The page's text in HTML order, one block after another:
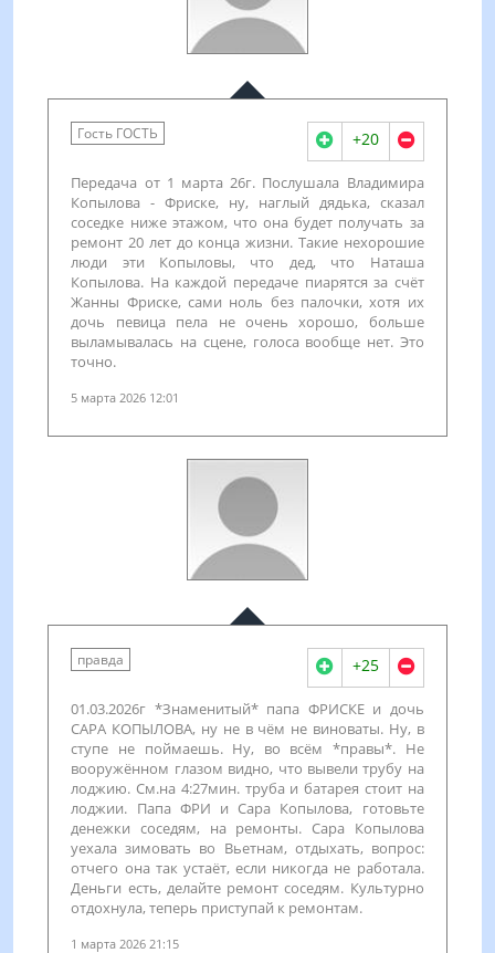
Гость ГОСТЬ +20
Передача от 1 марта 26г. Послушала Владимира
Копылова - Фриске, ну, наглый дядька, сказал
соседке ниже этажом, что она будет получать за
ремонт 20 лет до конца жизни. Такие нехорошие
люди эти Копыловы, что дед, что Наташа
Копылова. На каждой передаче пиарятся за счёт
Жанны Фриске, сами ноль без палочки, хотя их
дочь певица пела не очень хорошо, больше
выламывалась на сцене, голоса вообще нет. Это
точно.
5 марта 2026 12:01
правда +25
01.03.2026г *Знаменитый* папа ФРИСКЕ и дочь
САРА КОПЫЛОВА, ну не в чём не виноваты. Ну, в
ступе не поймаешь. Ну, во всём *правы*. Не
вооружённом глазом видно, что вывели трубу на
лоджию. См.на 4:27мин. труба и батарея стоит на
лоджии. Папа ФРИ и Сара Копылова, готовьте
денежки соседям, на ремонты. Сара Копылова
уехала зимовать во Вьетнам, отдыхать, вопрос:
отчего она так устаёт, если никогда не работала.
Деньги есть, делайте ремонт соседям. Культурно
отдохнула, теперь приступай к ремонтам.
1 марта 2026 21:15